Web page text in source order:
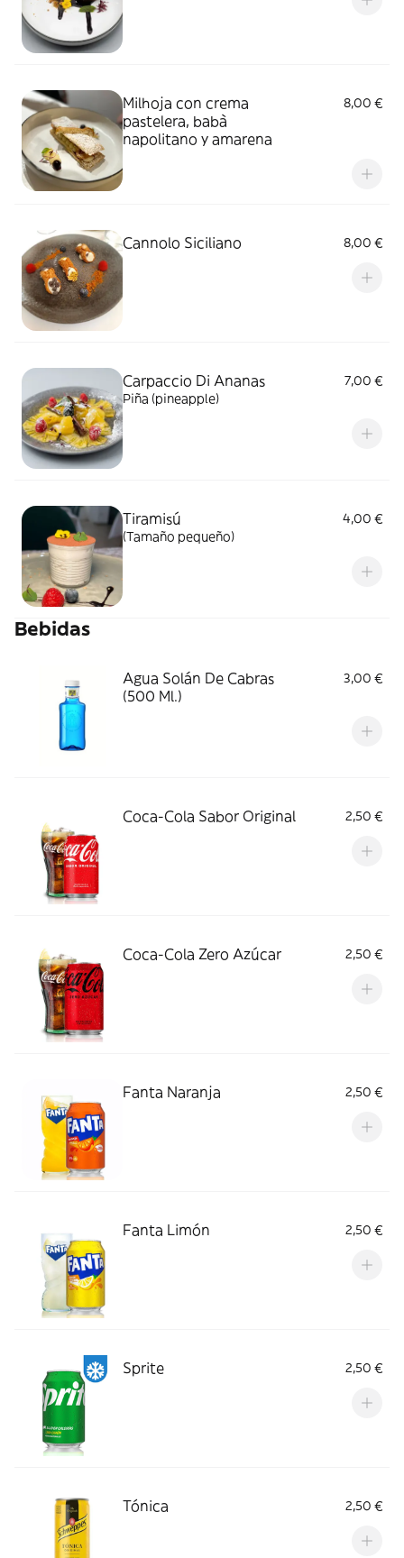
Milhoja con crema
pastelera, babà
napolitano y amarena
8,00 €
Cannolo Siciliano 8,00 €
Carpaccio Di Ananas
7,00 €
Piña (pineapple)
Tiramisú
4,00 €
(Tamaño pequeño)
Bebidas
Agua Solán De Cabras
(500 Ml.)
3,00 €
Coca-Cola Sabor Original 2,50 €
Coca-Cola Zero Azúcar 2,50 €
Fanta Naranja 2,50 €
Fanta Limón 2,50 €
Sprite 2,50 €
Tónica 2,50 €